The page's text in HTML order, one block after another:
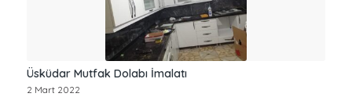
Üsküdar Mutfak Dolabı İmalatı
2 Mart 2022